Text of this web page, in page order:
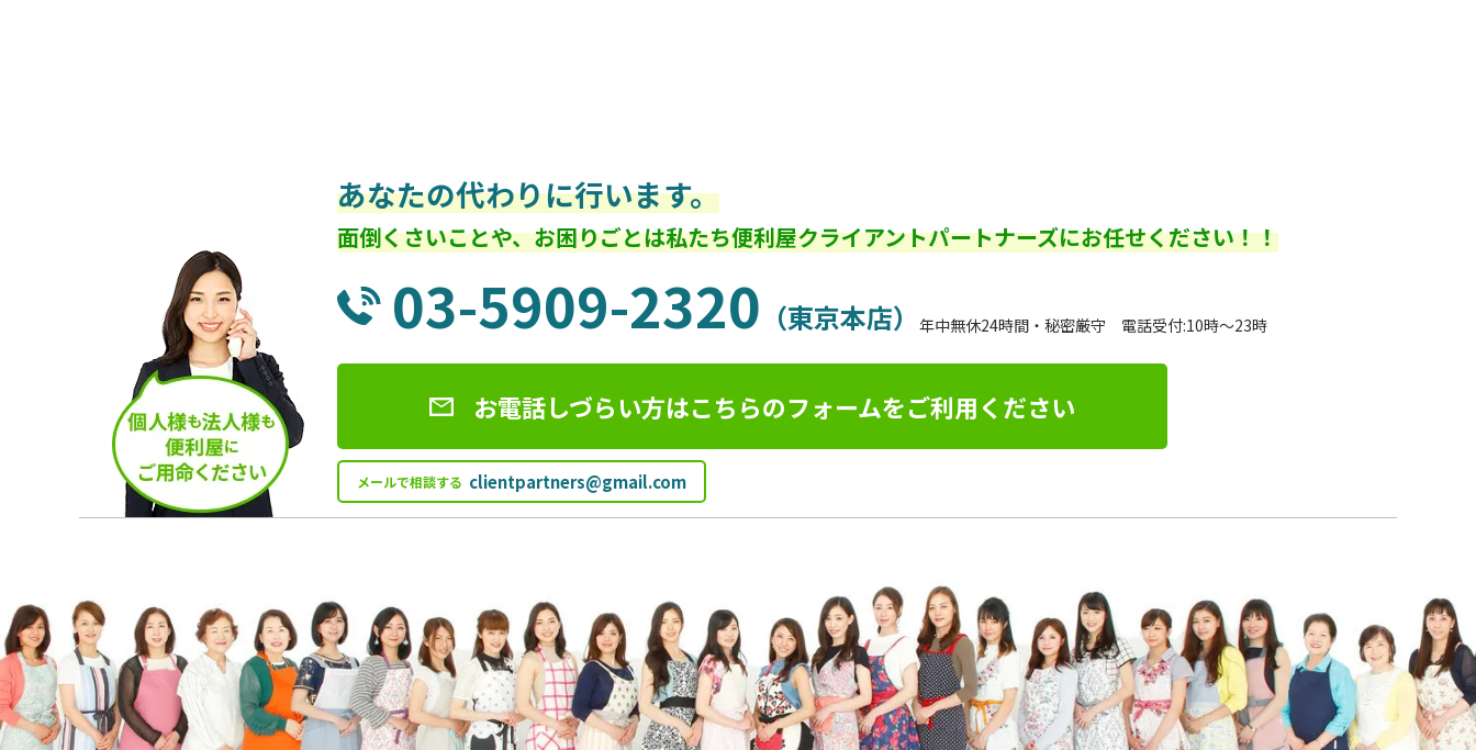
あなたの代わりに行います。
面倒くさいことや、お困りごとは私たち便利屋クライアントパートナーズにお任せください！！
03-5909-2320 （東京本店） 年中無休24時間・秘密厳守 電話受付:10時～23時
お電話しづらい方はこちらのフォームをご利用ください
メールで相談する clientpartners@gmail.com